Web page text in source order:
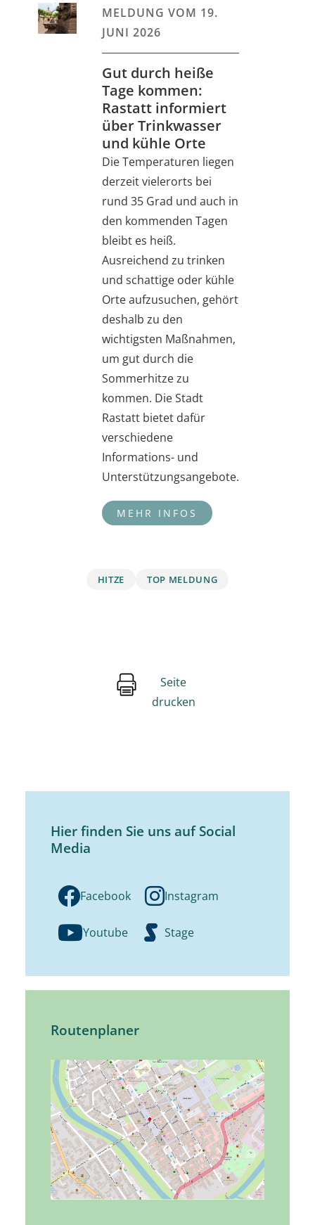
MELDUNG VOM 19.
JUNI 2026
Gut durch heiße
Tage kommen:
Rastatt informiert
über Trinkwasser
und kühle Orte
Die Temperaturen liegen
derzeit vielerorts bei
rund 35 Grad und auch in
den kommenden Tagen
bleibt es heiß.
Ausreichend zu trinken
und schattige oder kühle
Orte aufzusuchen, gehört
deshalb zu den
wichtigsten Maßnahmen,
um gut durch die
Sommerhitze zu
kommen. Die Stadt
Rastatt bietet dafür
verschiedene
Informations- und
Unterstützungsangebote.
HITZE TOP MELDUNG
Seite
drucken
Hier finden Sie uns auf Social
Media
Facebook Instagram
Youtube Stage
Routenplaner